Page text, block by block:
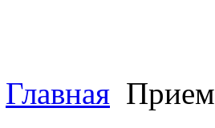
Главная